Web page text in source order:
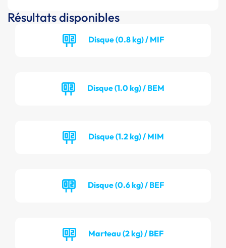
Résultats disponibles
Disque (0.8 kg) / MIF
Disque (1.0 kg) / BEM
Disque (1.2 kg) / MIM
Disque (0.6 kg) / BEF
Marteau (2 kg) / BEF